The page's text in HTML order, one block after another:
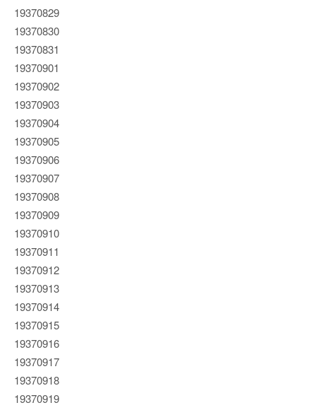
19370829
19370830
19370831
19370901
19370902
19370903
19370904
19370905
19370906
19370907
19370908
19370909
19370910
19370911
19370912
19370913
19370914
19370915
19370916
19370917
19370918
19370919